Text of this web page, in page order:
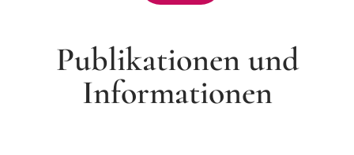
Publikationen und
Informationen